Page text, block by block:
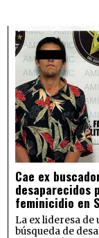
Cae ex
desaparecidos
feminicidio en
La ex lideresa de
búsqueda de